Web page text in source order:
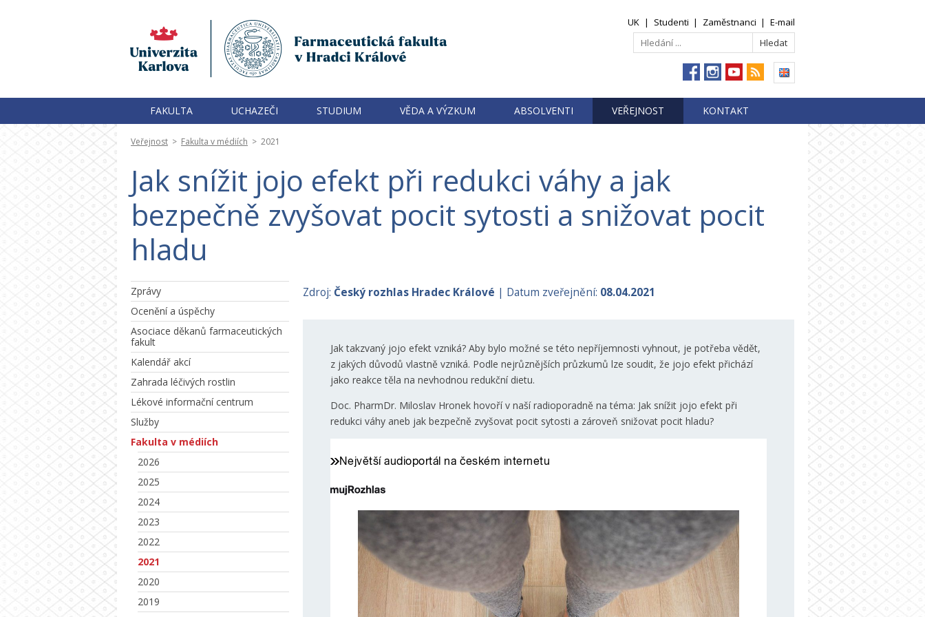
UK | Studenti | Zaměstnanci | E-mail
FAKULTA UCHAZEČI STUDIUM VĚDA A VÝZKUM ABSOLVENTI VEŘEJNOST KONTAKT
Veřejnost > Fakulta v médiích > 2021
Jak snížit jojo efekt při redukci váhy a jak
bezpečně zvyšovat pocit sytosti a snižovat pocit
hladu
Zprávy
Ocenění a úspěchy
Asociace děkanů farmaceutických
fakult
Kalendář akcí
Zahrada léčivých rostlin
Lékové informační centrum
Služby
Fakulta v médiích
2026
2025
2024
2023
2022
2021
2020
2019
Zdroj: Český rozhlas Hradec Králové | Datum zveřejnění: 08.04.2021
Jak takzvaný jojo efekt vzniká? Aby bylo možné se této nepříjemnosti vyhnout, je potřeba vědět,
z jakých důvodů vlastně vzniká. Podle nejrůznějších průzkumů lze soudit, že jojo efekt přichází
jako reakce těla na nevhodnou redukční dietu.
Doc. PharmDr. Miloslav Hronek hovoří v naší radioporadně na téma: Jak snížit jojo efekt při
redukci váhy aneb jak bezpečně zvyšovat pocit sytosti a zároveň snižovat pocit hladu?